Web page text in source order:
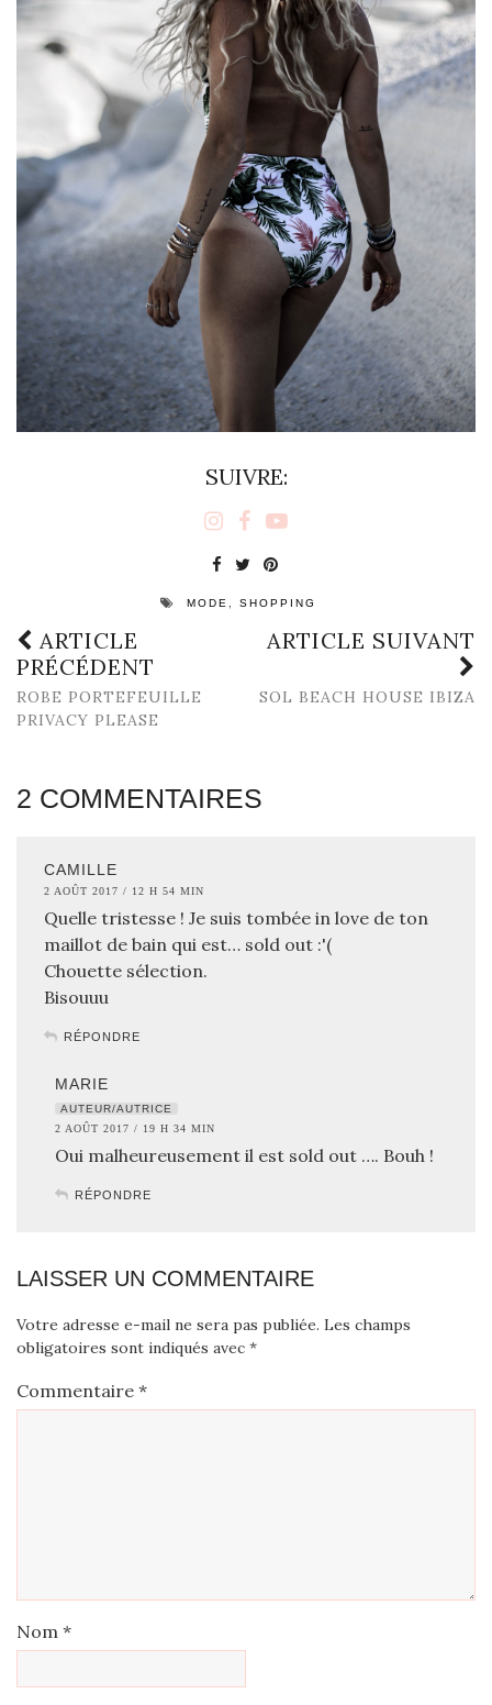
SUIVRE:
MODE, SHOPPING
ARTICLE
PRÉCÉDENT
ROBE PORTEFEUILLE
PRIVACY PLEASE
ARTICLE SUIVANT
SOL BEACH HOUSE IBIZA
2 COMMENTAIRES
CAMILLE
2 AOÛT 2017 / 12 H 54 MIN
Quelle tristesse ! Je suis tombée in love de ton
maillot de bain qui est… sold out :'(
Chouette sélection.
Bisouuu
RÉPONDRE
MARIE
AUTEUR/AUTRICE
2 AOÛT 2017 / 19 H 34 MIN
Oui malheureusement il est sold out …. Bouh !
RÉPONDRE
LAISSER UN COMMENTAIRE
Votre adresse e-mail ne sera pas publiée. Les champs
obligatoires sont indiqués avec *
Commentaire *
Nom *